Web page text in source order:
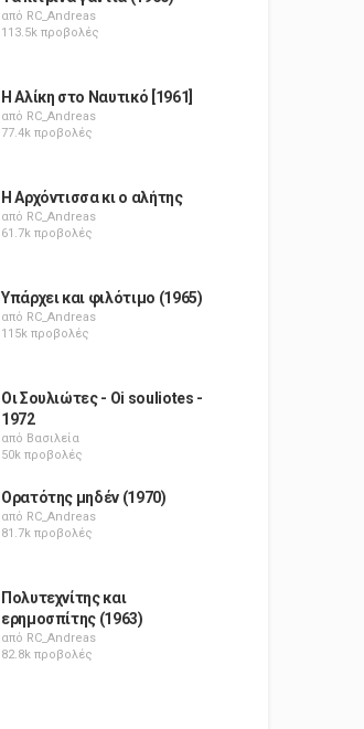
από RC_Andreas
113.5k προβολές
Η Αλίκη στο Ναυτικό [1961]
από RC_Andreas
77.4k προβολές
Η Αρχόντισσα κι ο αλήτης
από RC_Andreas
61.7k προβολές
Υπάρχει και φιλότιμο (1965)
από RC_Andreas
115k προβολές
Οι Σουλιώτες - Oi souliotes -
1972
από Βασιλεία
50k προβολές
Ορατότης μηδέν (1970)
από RC_Andreas
81.7k προβολές
Πολυτεχνίτης και
ερημοσπίτης (1963)
από RC_Andreas
82.8k προβολές